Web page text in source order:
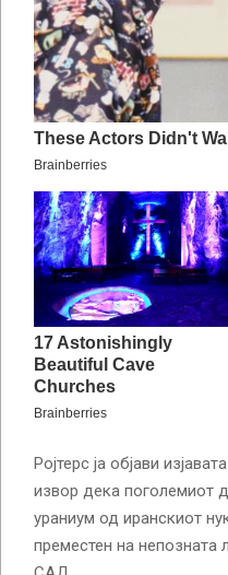
Ројтерс ја објави
извор дека поголемиот
ураниум од иранскиот
преместен на непозната